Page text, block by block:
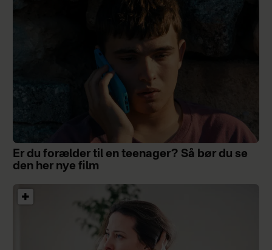
Er du forælder til en teenager? Så bør du se
den her nye film